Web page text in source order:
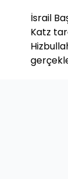
İsrail
Katz